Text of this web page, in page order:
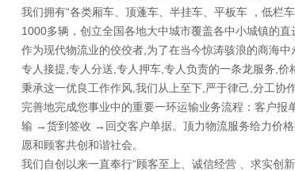
我们拥有“各类厢车、顶蓬车、半挂车、平板车 ，低栏
1000多辆，创立全国各地大中城市覆盖各中小城镇的
作为现代物流业的佼佼者,为了在当今惊涛骇浪的商海
专人接提,专人分送,专人押车,专人负责的一条龙服务,
秉承这一优良工作作风,我们从上至下,严于律己,分工协
完善地完成您事业中的重要一环运输业务流程：客
输 →货到签收 →回交客户单据。顶力物流服务给力价
愿和顾客共创和谐社会。
我们自创以来一直奉行“顾客至上、诚信经营 、求实创